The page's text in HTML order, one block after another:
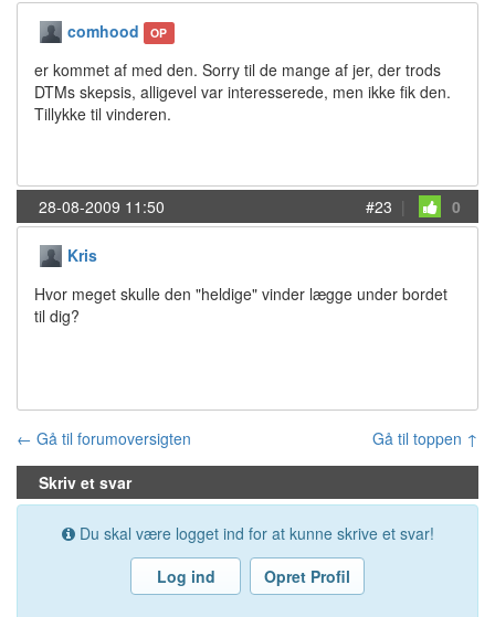
comhood OP
er kommet af med den. Sorry til de mange af jer, der trods
DTMs skepsis, alligevel var interesserede, men ikke fik den.
Tillykke til vinderen.
28-08-2009 11:50 #23 | 0
Kris
Hvor meget skulle den "heldige" vinder lægge under bordet
til dig?
← Gå til forumoversigten
Gå til toppen ↑
Skriv et svar
Du skal være logget ind for at kunne skrive et svar!
Log ind
Opret Profil